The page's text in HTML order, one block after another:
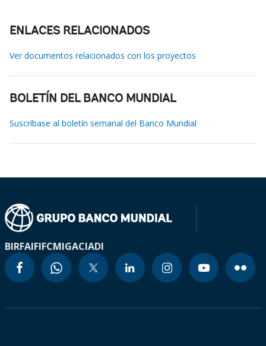
ENLACES RELACIONADOS
Ver documentos relacionados con los proyectos
BOLETÍN DEL BANCO MUNDIAL
Suscríbase al boletín semanal del Banco Mundial
BIRFAIFIFCMIGACIADI